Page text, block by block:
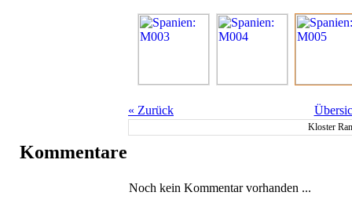
« Zurück
Kloster
Kommentare
Noch kein Kommentar vorhanden ...